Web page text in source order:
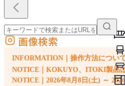
外部サイトの商品をカートに追加
他のサイトで見つけた商品ページのURLを貼り付けて
画像検索
INFORMATION｜操作方法につい
NOTICE｜KOKUYO、ITOKI製品
NOTICE｜2026年8月8日(土) ～